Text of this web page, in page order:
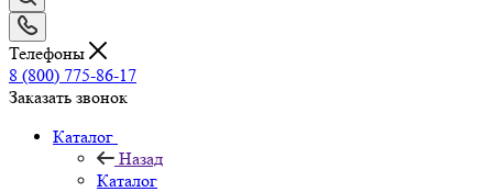
Телефоны
8 (800) 775-86-17
Заказать звонок
Каталог
Назад
Каталог